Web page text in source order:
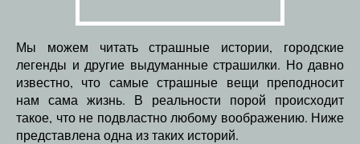
Мы можем читать страшные истории, городские
легенды и другие выдуманные страшилки. Но давно
известно, что самые страшные вещи преподносит
нам сама жизнь. В реальности порой происходит
такое, что не подвластно любому воображению. Ниже
представлена одна из таких историй.